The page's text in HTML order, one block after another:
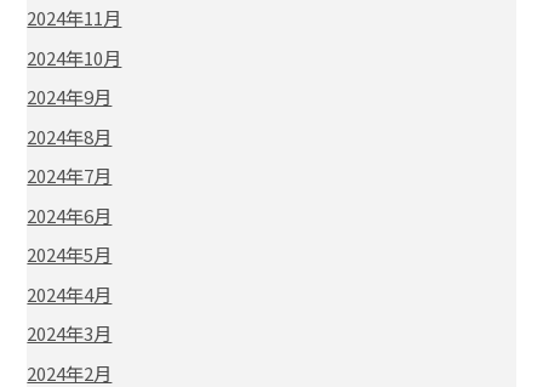
2024年11月
2024年10月
2024年9月
2024年8月
2024年7月
2024年6月
2024年5月
2024年4月
2024年3月
2024年2月